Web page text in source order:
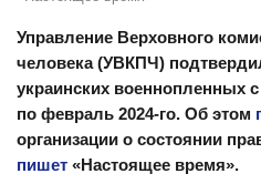
Управление Верховного
человека (УВКПЧ)
украинских военнопленных
по февраль 2024-го. Об этом
организации о состоянии
пишет «Настоящее время».